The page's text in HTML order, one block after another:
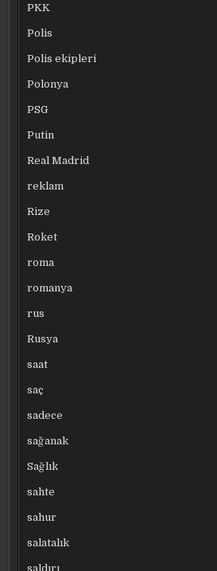
PKK
Polis
Polis ekipleri
Polonya
PSG
Putin
Real Madrid
reklam
Rize
Roket
roma
romanya
rus
Rusya
saat
saç
sadece
sağanak
Sağlık
sahte
sahur
salatalık
saldırı